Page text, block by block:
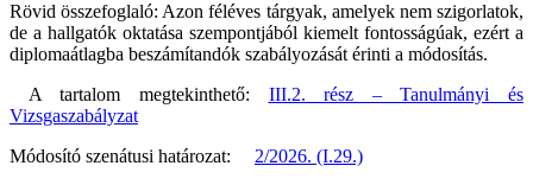
Rövid összefoglaló: Azon féléves tárgyak, amelyek nem szigorlatok,
de a hallgatók oktatása szempontjából kiemelt fontosságúak, ezért a
diplomaátlagba beszámítandók szabályozását érinti a módosítás.
A tartalom megtekinthető: III.2. rész – Tanulmányi és
Vizsgaszabályzat
Módosító szenátusi határozat: 2/2026. (I.29.)